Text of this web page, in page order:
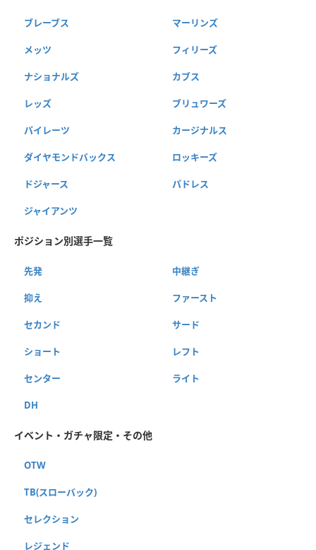
ブレーブス マーリンズ
メッツ フィリーズ
ナショナルズ カブス
レッズ ブリュワーズ
パイレーツ カージナルス
ダイヤモンドバックス ロッキーズ
ドジャース パドレス
ジャイアンツ
ポジション別選手一覧
先発 中継ぎ
抑え ファースト
セカンド サード
ショート レフト
センター ライト
DH
イベント・ガチャ限定・その他
OTW
TB(スローバック)
セレクション
レジェンド